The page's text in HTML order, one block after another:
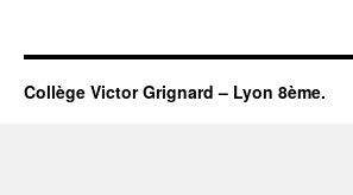
Collège Victor Grignard – Lyon 8ème.